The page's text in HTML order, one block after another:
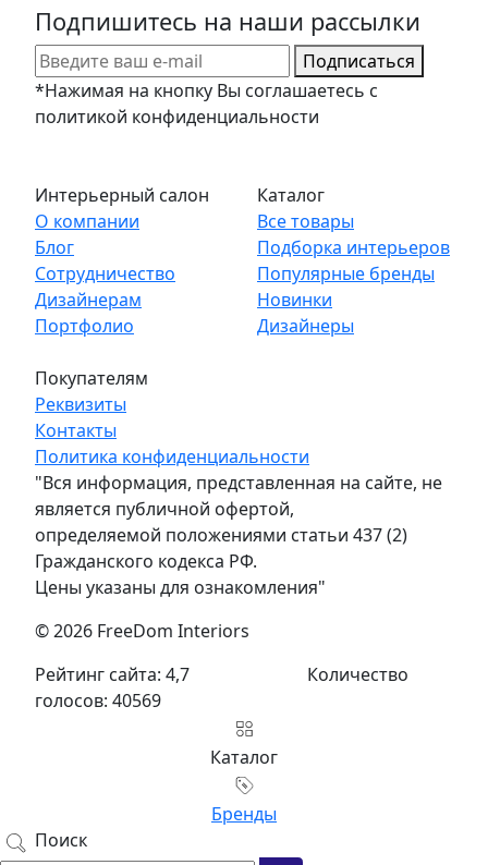
Интерьерный салон
О компании
Блог
Сотрудничество
Дизайнерам
Портфолио
Каталог
Все товары
Подборка интерьеров
Популярные бренды
Новинки
Дизайнеры
Покупателям
Реквизиты
Контакты
Подпишитесь на наши рассылки
Подписаться
*Нажимая на кнопку Вы соглашаетесь с
политикой конфиденциальности
Политика конфиденциальности
"Вся информация, представленная на сайте, не
является публичной офертой,
определяемой положениями статьи 437 (2)
Гражданского кодекса РФ.
Цены указаны для ознакомления"
© 2026 FreeDom Interiors
Рейтинг сайта: 4,7
Количество
голосов: 40569
Каталог
Бренды
Поиск